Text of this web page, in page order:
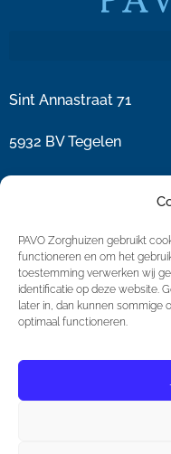
PAVO Zorghuizen gebruikt
functioneren en om het
toestemming verwerken wij
identificatie op deze website.
later in, dan kunnen sommige
optimaal functioneren.
Sint Annastraat 71
5932 BV Tegelen
Volg